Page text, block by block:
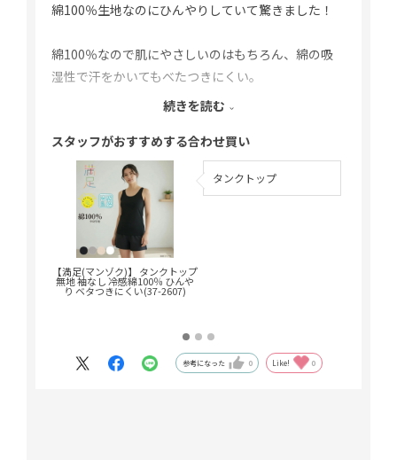
綿100％生地なのにひんやりしていて驚きました！
綿100％なので肌にやさしいのはもちろん、綿の吸
湿性で汗をかいてもべたつきにくい。
でも快適です♪
キャミソール、タンクトップどちらもゆったりして
いて着やすいです。
続きを読む
スタッフがおすすめする合わせ買い
【満足(マンゾク)】 タンクトップ
無地 袖なし 冷感綿100％ ひんや
り ベタつきにくい(37-2607)
タンクトップ
参考になった 0 Like! 0